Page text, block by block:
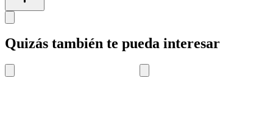
Quizás también te pueda interesar